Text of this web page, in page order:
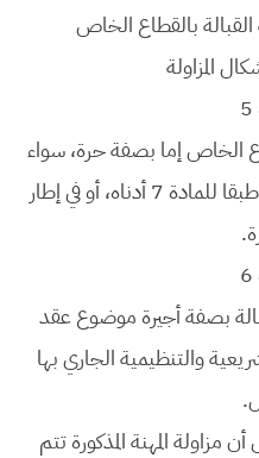
بالقطاع الخاص
المزاولة
الخاص إما بصفة حرة، سواء
بشكل فردي أو في إطار الاشتراك طبقا للمادة 7 أدناه، أو في إطار
بصفة أجيرة موضوع عقد
والتنظيمية الجاري بها
المهنة المذكورة تتم